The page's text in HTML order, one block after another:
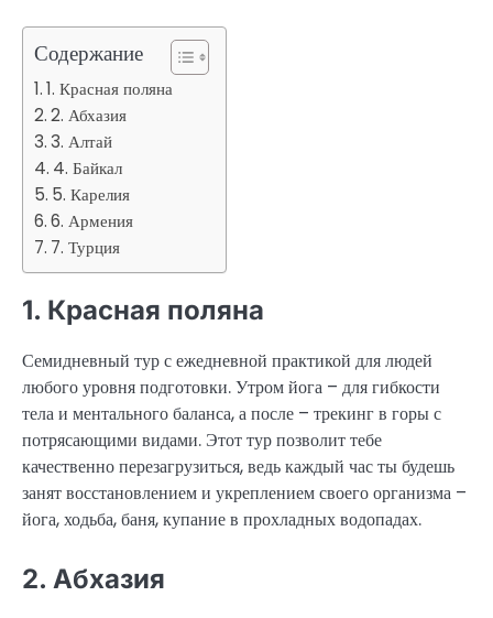
Содержание
1. Красная поляна
2. Абхазия
3. Алтай
4. Байкал
5. Карелия
6. Армения
7. Турция
1. Красная поляна
Семидневный тур с ежедневной практикой для людей
любого уровня подготовки. Утром йога – для гибкости
тела и ментального баланса, а после – трекинг в горы с
потрясающими видами. Этот тур позволит тебе
качественно перезагрузиться, ведь каждый час ты будешь
занят восстановлением и укреплением своего организма –
йога, ходьба, баня, купание в прохладных водопадах.
2. Абхазия